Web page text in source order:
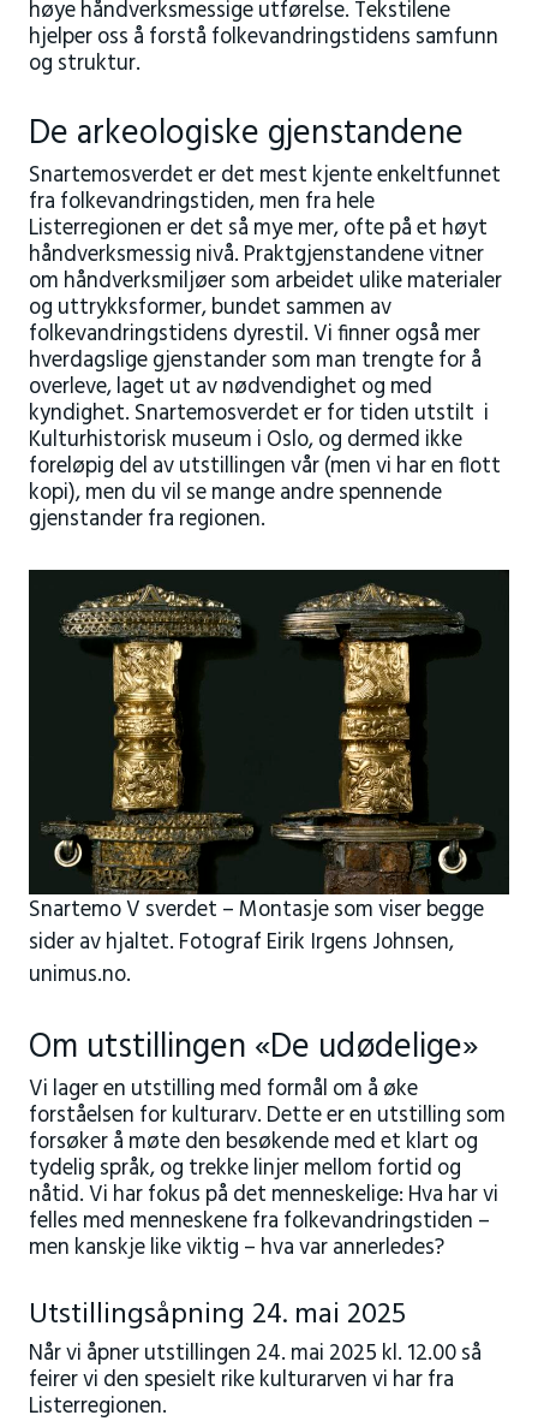
høye håndverksmessige utførelse. Tekstilene
hjelper oss å forstå folkevandringstidens samfunn
og struktur.
De arkeologiske gjenstandene
Snartemosverdet er det mest kjente enkeltfunnet
fra folkevandringstiden, men fra hele
Listerregionen er det så mye mer, ofte på et høyt
håndverksmessig nivå. Praktgjenstandene vitner
om håndverksmiljøer som arbeidet ulike materialer
og uttrykksformer, bundet sammen av
folkevandringstidens dyrestil. Vi finner også mer
hverdagslige gjenstander som man trengte for å
overleve, laget ut av nødvendighet og med
kyndighet. Snartemosverdet er for tiden utstilt i
Kulturhistorisk museum i Oslo, og dermed ikke
foreløpig del av utstillingen vår (men vi har en flott
kopi), men du vil se mange andre spennende
gjenstander fra regionen.
Snartemo V sverdet – Montasje som viser begge
sider av hjaltet. Fotograf Eirik Irgens Johnsen,
unimus.no.
Om utstillingen «De udødelige»
Vi lager en utstilling med formål om å øke
forståelsen for kulturarv. Dette er en utstilling som
forsøker å møte den besøkende med et klart og
tydelig språk, og trekke linjer mellom fortid og
nåtid. Vi har fokus på det menneskelige: Hva har vi
felles med menneskene fra folkevandringstiden –
men kanskje like viktig – hva var annerledes?
Utstillingsåpning 24. mai 2025
Når vi åpner utstillingen 24. mai 2025 kl. 12.00 så
feirer vi den spesielt rike kulturarven vi har fra
Listerregionen.